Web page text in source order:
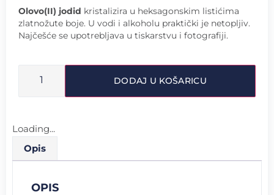
Olovo(II) jodid kristalizira u heksagonskim listićima
zlatnožute boje. U vodi i alkoholu praktički je netopljiv.
Najčešće se upotrebljava u tiskarstvu i fotografiji.
DODAJ U KOŠARICU
Loading...
Opis
OPIS